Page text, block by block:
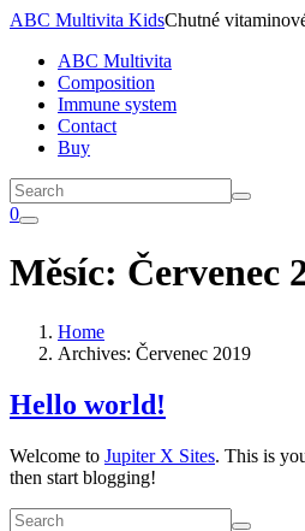
ABC Multivita KidsChutné
ABC Multivita
Composition
Immune system
Contact
Buy
0
Měsíc: Červenec
Home
Archives: Červenec 2019
Hello world!
Welcome to Jupiter X Sites. This is
then start blogging!